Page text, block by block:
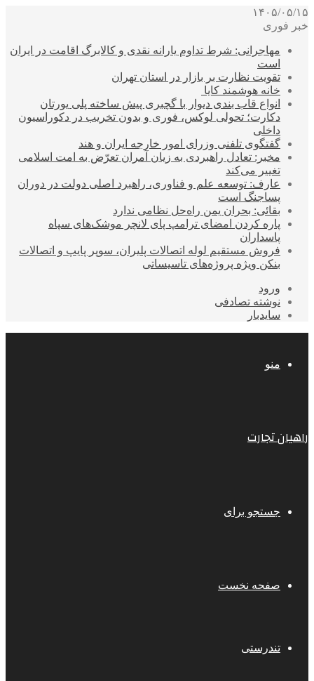
۱۴۰۵/۰۵/۱۵
خبر فوری
مهاجرانی: شرط تداوم یارانه نقدی و کالابرگ اقامت در ایران
است
تقویت نظارت بر بازار در استان تهران
خانه هوشمند کایا
انواع قاب بندی دیوار با گچبری پیش ساخته پلی یورتان
دکارت؛ تحولی لوکس، فوری و بدون تخریب در دکوراسیون
داخلی
گفتگوی تلفنی وزرای امور خارجه ایران و هند
مخبر: تعادل راهبردی به زیان آمران تعرّض به امت اسلامی
تغییر می‌کند
عارف: توسعه علم و فناوری، راهبرد اصلی دولت در دوران
پساجنگ است
بقائی: بحران یمن راه‌حل نظامی ندارد
پاره کردن امضای ترامپ پای لانچر موشک‌های سپاه
پاسداران
فروش مستقیم لوله اتصالات پلیران، سوپر پایپ و اتصالات
بنکن ویژه پروژه‌های تاسیساتی
ورود
نوشته تصادفی
سایدبار
منو
راهیان تجارت
جستجو برای
صفحه نخست
تندرستی